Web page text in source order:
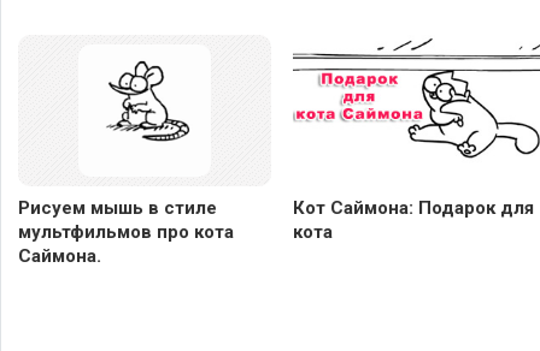
Рисуем мышь в стиле
мультфильмов про кота
Саймона.
Кот Саймона: Подарок для
кота